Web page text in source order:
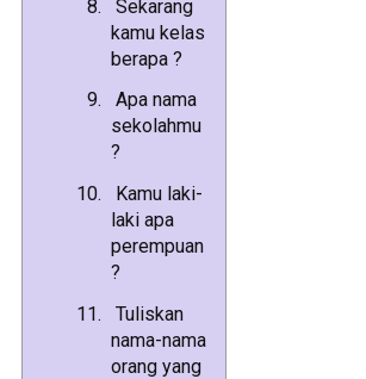
Sekarang
kamu kelas
berapa ?
Apa nama
sekolahmu
?
Kamu laki-
laki apa
perempuan
?
Tuliskan
nama-nama
orang yang